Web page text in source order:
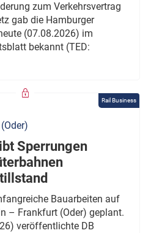
zum Verkehrsvertrag
gab die Hamburger
(07.08.2026) im
bekannt (TED:
Rail Business
Sperrungen
Bauarbeiten auf
– Frankfurt (Oder) geplant.
veröffentlichte DB